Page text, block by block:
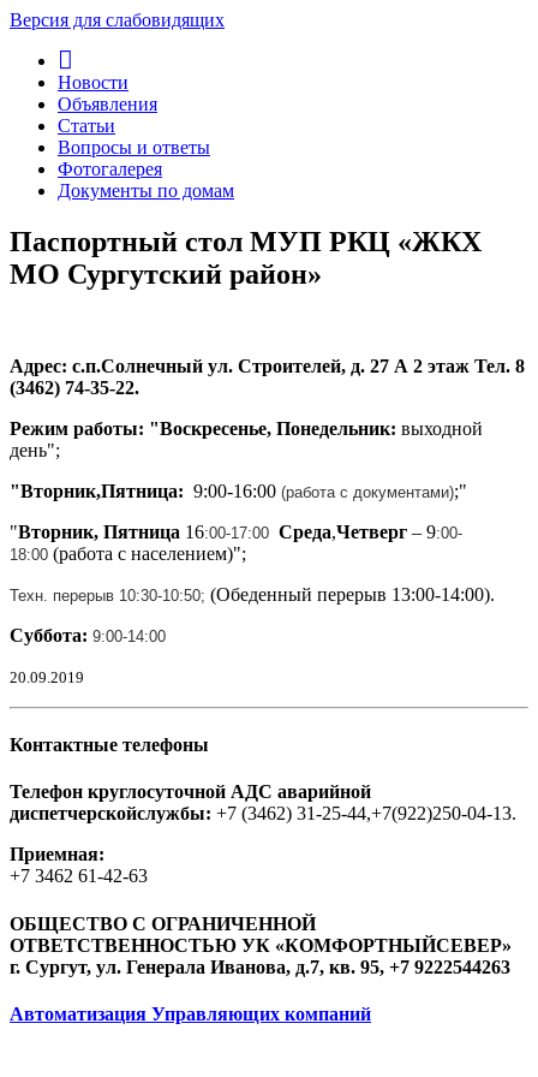
Версия для слабовидящих
Новости
Объявления
Статьи
Вопросы и ответы
Фотогалерея
Документы по домам
Паспортный стол МУП РКЦ «ЖКХ
МО Сургутский район»
Адрес: с.п.Солнечный ул. Строителей, д. 27 А 2 этаж Тел. 8
(3462) 74-35-22.
Режим работы: "Воскресенье, Понедельник: выходной
день";
"Вторник,Пятница: 9:00-16:00 (работа с документами);"
"Вторник, Пятница 16:00-17:00 Среда,Четверг – 9:00-
18:00 (работа с населением)";
Техн. перерыв 10:30-10:50; (Обеденный перерыв 13:00-14:00).
Суббота: 9:00-14:00
20.09.2019
Контактные телефоны
Телефон круглосуточной АДС аварийной
диспетчерскойслужбы: +7 (3462) 31-25-44,+7(922)250-04-13.
Приемная:
+7 3462 61-42-63
ОБЩЕСТВО С ОГРАНИЧЕННОЙ
ОТВЕТСТВЕННОСТЬЮ УК «КОМФОРТНЫЙСЕВЕР»
г. Сургут, ул. Генерала Иванова, д.7, кв. 95, +7 9222544263
Автоматизация Управляющих компаний